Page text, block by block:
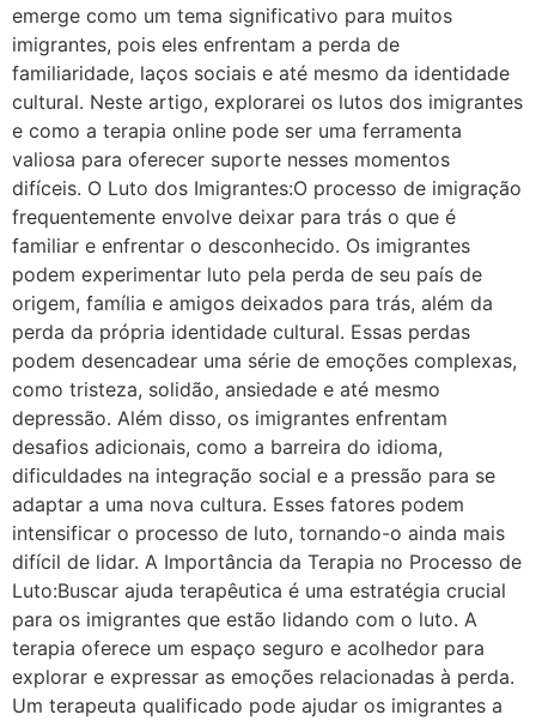
emerge como um tema significativo para muitos
imigrantes, pois eles enfrentam a perda de
familiaridade, laços sociais e até mesmo da identidade
cultural. Neste artigo, explorarei os lutos dos imigrantes
e como a terapia online pode ser uma ferramenta
valiosa para oferecer suporte nesses momentos
difíceis. O Luto dos Imigrantes:O processo de imigração
frequentemente envolve deixar para trás o que é
familiar e enfrentar o desconhecido. Os imigrantes
podem experimentar luto pela perda de seu país de
origem, família e amigos deixados para trás, além da
perda da própria identidade cultural. Essas perdas
podem desencadear uma série de emoções complexas,
como tristeza, solidão, ansiedade e até mesmo
depressão. Além disso, os imigrantes enfrentam
desafios adicionais, como a barreira do idioma,
dificuldades na integração social e a pressão para se
adaptar a uma nova cultura. Esses fatores podem
intensificar o processo de luto, tornando-o ainda mais
difícil de lidar. A Importância da Terapia no Processo de
Luto:Buscar ajuda terapêutica é uma estratégia crucial
para os imigrantes que estão lidando com o luto. A
terapia oferece um espaço seguro e acolhedor para
explorar e expressar as emoções relacionadas à perda.
Um terapeuta qualificado pode ajudar os imigrantes a